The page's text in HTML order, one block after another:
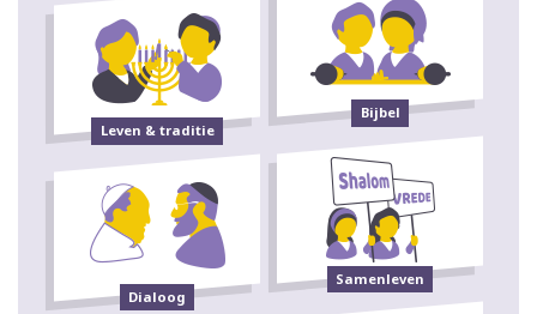
Leven & traditie
Bijbel
Dialoog
Samenleven